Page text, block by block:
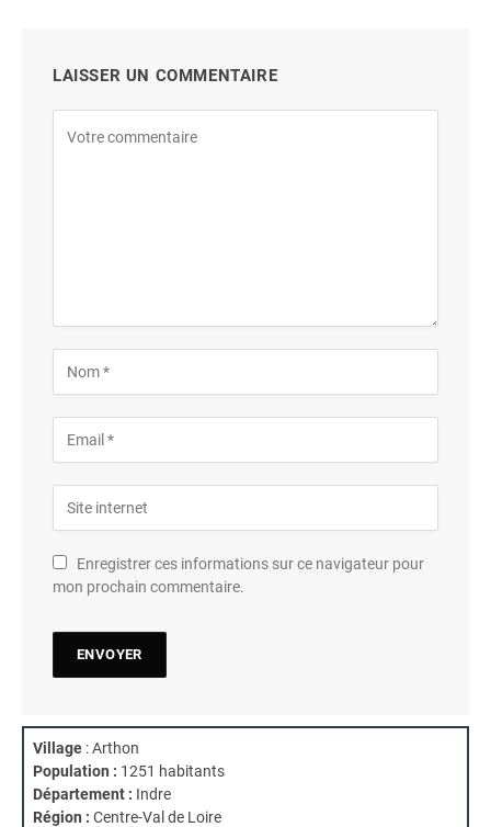
LAISSER UN COMMENTAIRE
Enregistrer ces informations sur ce navigateur pour
mon prochain commentaire.
Village : Arthon
Population : 1251 habitants
Département : Indre
Région : Centre-Val de Loire